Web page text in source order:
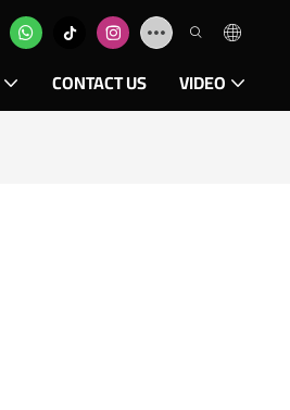
CONTACT US VIDEO